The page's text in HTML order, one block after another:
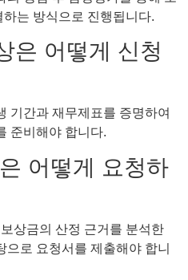
는 방식으로 진행됩니다.
은 어떻게 신청
기간과 재무제표를 증명하여
준비해야 합니다.
어떻게 요청하
상금의 산정 근거를 분석한
로 요청서를 제출해야 합니